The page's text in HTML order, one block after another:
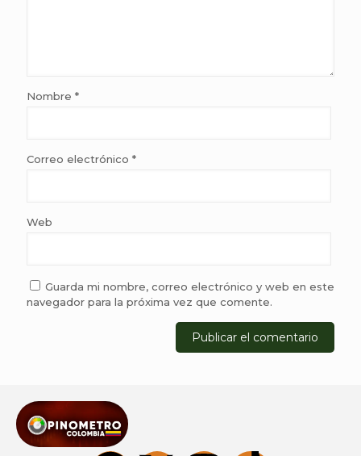
Nombre *
Correo electrónico *
Web
Guarda mi nombre, correo electrónico y web en este
navegador para la próxima vez que comente.